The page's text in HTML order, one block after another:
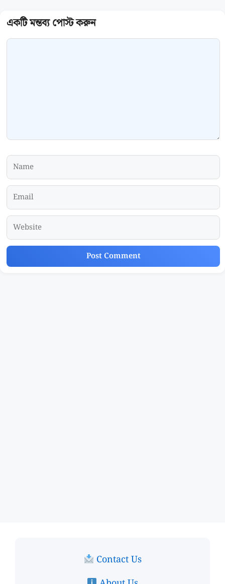
Comment
Name
Email
Website
Contact Us